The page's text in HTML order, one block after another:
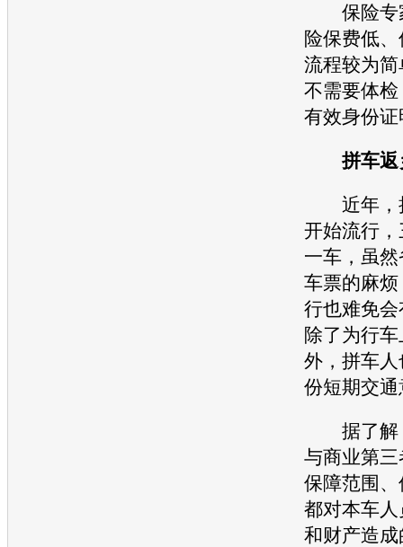
保险专
险保费低
流程较为
不需要体
有效身份
拼车返
近年，
开始流行
一车，虽
车票的麻
行也难免
除了为行
外，拼车
份短期交通
据了解
与商业第
保障范围
都对本车
和财产造